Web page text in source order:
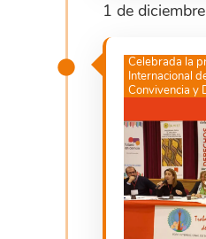
1 de
Celebrada la
Internacional
Convivencia y